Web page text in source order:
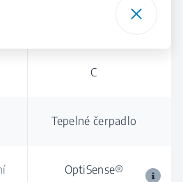
C
Tepelné čerpadlo
OptiSense®